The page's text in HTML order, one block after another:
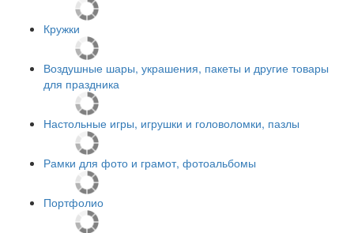
Кружки
Воздушные шары, украшения, пакеты и другие товары
для праздника
Настольные игры, игрушки и головоломки, пазлы
Рамки для фото и грамот, фотоальбомы
Портфолио